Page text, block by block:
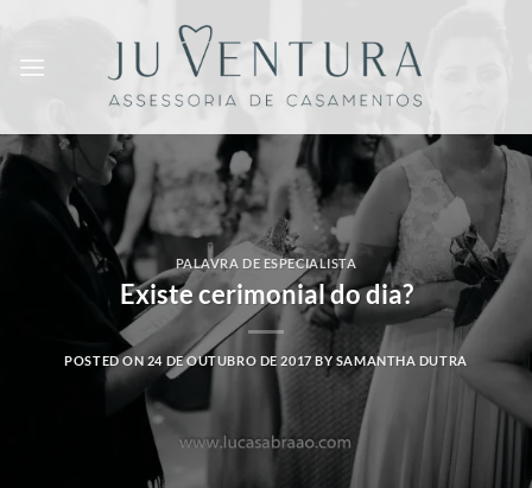
content
PALAVRA DE ESPECIALISTA
Existe cerimonial do dia?
POSTED ON24 DE OUTUBRO DE 2017BY SAMANTHA DUTRA